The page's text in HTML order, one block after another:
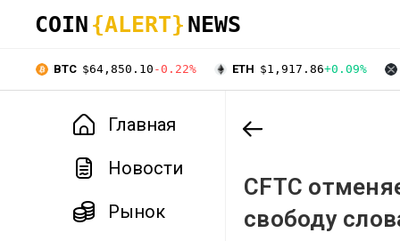
COIN {ALERT} NEWS
BTC $64,850.10 -0.22% ETH $1,917.86+0.09%
Главная
Новости
Рынок
CFTC
свободу